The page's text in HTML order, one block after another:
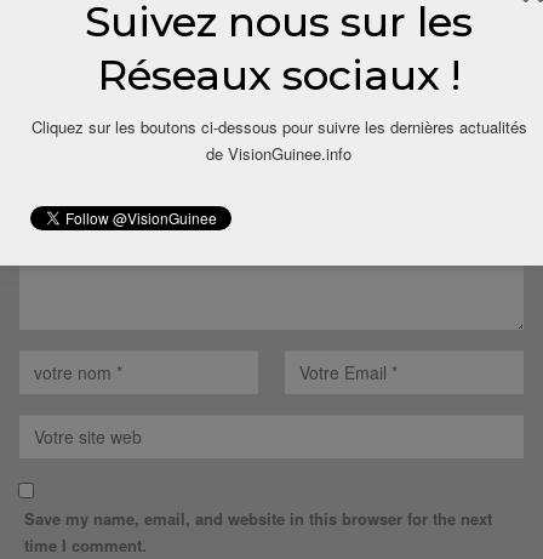
Save my name, email, and website in this browser for the next
time I comment.
Suivez nous sur les
Réseaux sociaux !
Cliquez sur les boutons ci-dessous pour suivre les dernières actualités
de VisionGuinee.info